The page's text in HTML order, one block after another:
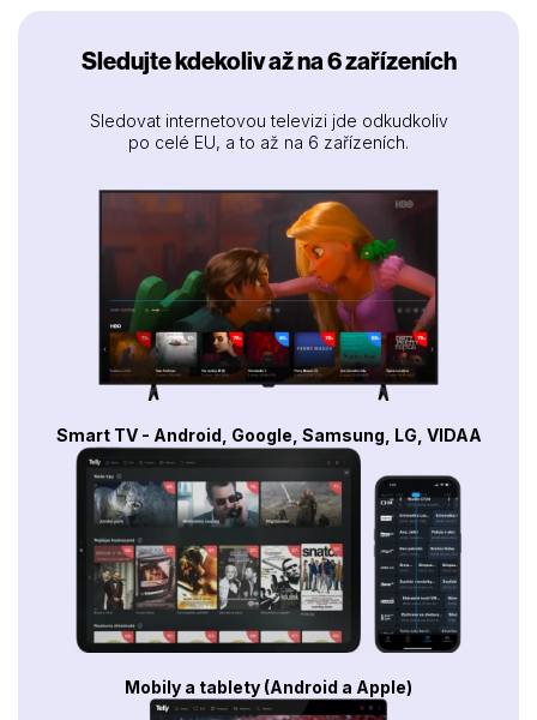
Sledujte kdekoliv až na 6 zařízeních
Sledovat internetovou televizi jde odkudkoliv
po celé EU, a to až na 6 zařízeních.
Smart TV - Android, Google, Samsung, LG, VIDAA
Mobily a tablety (Android a Apple)